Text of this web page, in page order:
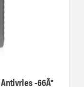
-66Â°